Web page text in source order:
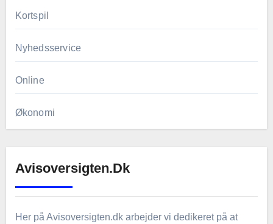
Kortspil
Nyhedsservice
Online
Økonomi
Avisoversigten.dk
Her på Avisoversigten.dk arbejder vi dedikeret på at